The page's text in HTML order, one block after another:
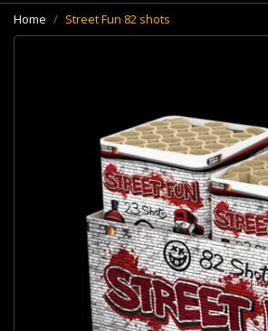
Home Street Fun 82 shots